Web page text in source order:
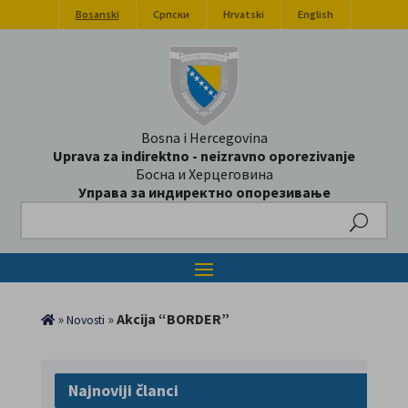
Bosanski Српски Hrvatski English
Bosna i Hercegovina
Uprava za indirektno - neizravno oporezivanje
Босна и Херцеговина
Управа за индиректно опорезивање
»Novosti »Akcija “BORDER”
Najnoviji članci